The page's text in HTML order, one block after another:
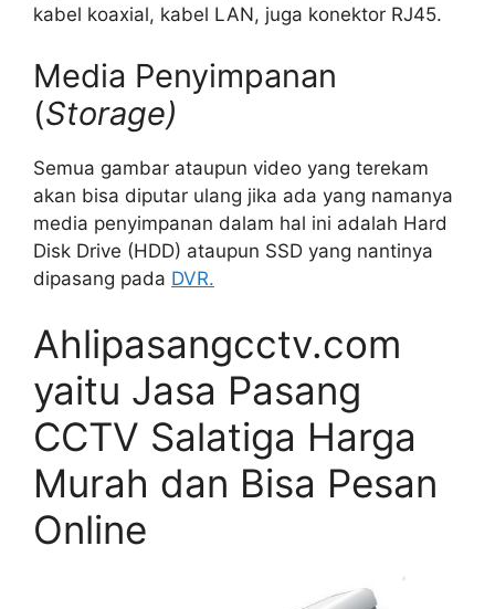
kabel koaxial, kabel LAN, juga konektor RJ45.
Media Penyimpanan
(Storage)
Semua gambar ataupun video yang terekam
akan bisa diputar ulang jika ada yang namanya
media penyimpanan dalam hal ini adalah Hard
Disk Drive (HDD) ataupun SSD yang nantinya
dipasang pada DVR.
Ahlipasangcctv.com
yaitu Jasa Pasang
CCTV Salatiga Harga
Murah dan Bisa Pesan
Online